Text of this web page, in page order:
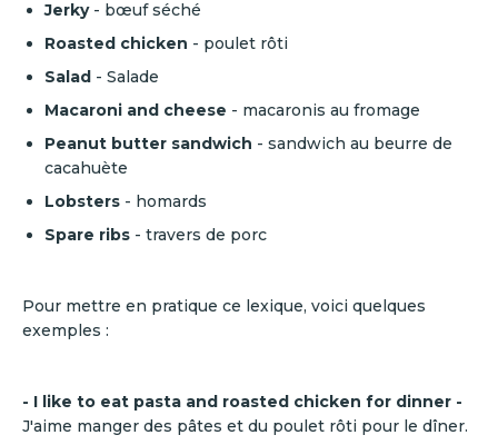
Jerky - bœuf séché
Roasted chicken - poulet rôti
Salad - Salade
Macaroni and cheese - macaronis au fromage
Peanut butter sandwich - sandwich au beurre de
cacahuète
Lobsters - homards
Spare ribs - travers de porc
Pour mettre en pratique ce lexique, voici quelques
exemples :
- I like to eat pasta and roasted chicken for dinner -
J'aime manger des pâtes et du poulet rôti pour le dîner.